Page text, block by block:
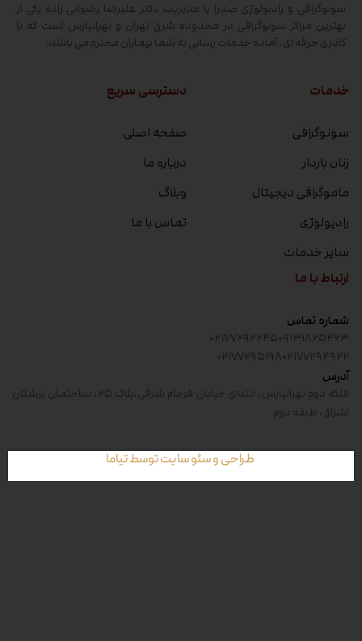
سونوگرافی و رادیولوژی صدرا با مدیریت دکتر علیرضا رضوانی زاده یکی از
بهترین مراکز سونوگرافی در محدوده شرق تهران و تهرانپارس است که با
کادری حرفه ای، آماده خدمات رسانی به شما بیماران محترم می باشد.
خدمات
سونوگرافی
زنان باردار
ماموگرافی دیجیتال
رادیولوژی
سایر خدمات
دسترسی سریع
صفحه اصلی
درباره ما
وبلاگ
تماس با ما
ارتباط با ما
شماره تماس
۰۹۱۳۱۸۶۵۴۶۳۰۲۱۷۷۲۹۲۲۴۵
۰۲۱۷۷۲۹۴۹۲۲۰۲۱۷۷۲۹۵۱۹۸
آدرس
فلکه دوم تهرانپارس، ابتدای خیابان فرجام شرقی،پلاک ۲۵، ساختمان پزشکان
اشراق، طبقه دوم
طراحی و سئو سایت توسط تیاما